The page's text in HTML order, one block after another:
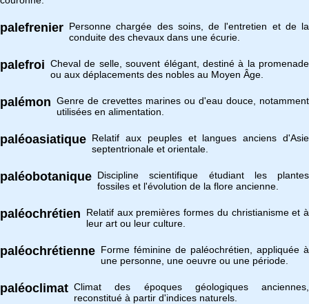
palefrenier Personne chargée des soins, de l'entretien et de la
conduite des chevaux dans une écurie.
palefroi Cheval de selle, souvent élégant, destiné à la promenade
ou aux déplacements des nobles au Moyen Âge.
palémon Genre de crevettes marines ou d'eau douce, notamment
utilisées en alimentation.
paléoasiatique Relatif aux peuples et langues anciens d'Asie
septentrionale et orientale.
paléobotanique Discipline scientifique étudiant les plantes
fossiles et l'évolution de la flore ancienne.
paléochrétien
Relatif aux premières formes du christianisme et à
leur art ou leur culture.
paléochrétienne Forme féminine de paléochrétien, appliquée à
une personne, une oeuvre ou une période.
paléoclimat Climat des époques géologiques anciennes,
reconstitué à partir d'indices naturels.